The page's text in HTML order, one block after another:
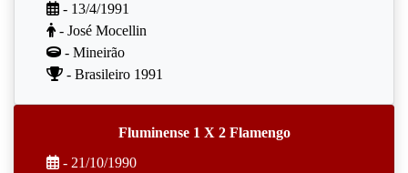
- 13/4/1991
- José Mocellin
- Mineirão
- Brasileiro 1991
Fluminense 1 X 2 Flamengo
- 21/10/1990